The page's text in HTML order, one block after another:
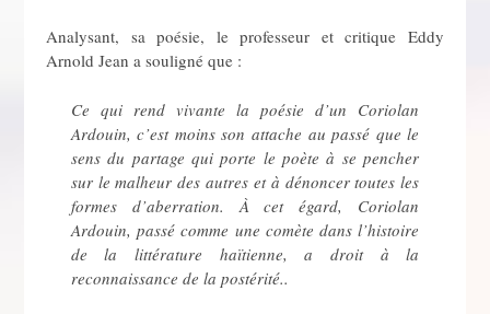
Analysant, sa poésie, le professeur et critique Eddy
Arnold Jean a souligné que :
Ce qui rend vivante la poésie d’un Coriolan
Ardouin, c’est moins son attache au passé que le
sens du partage qui porte le poète à se pencher
sur le malheur des autres et à dénoncer toutes les
formes d’aberration. À cet égard, Coriolan
Ardouin, passé comme une comète dans l’histoire
de la littérature haïtienne, a droit à la
reconnaissance de la postérité..